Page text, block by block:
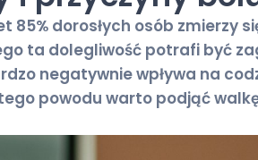
dorosłych osób zmierzy
ta dolegliwość potrafi być
negatywnie wpływa na
powodu warto podjąć